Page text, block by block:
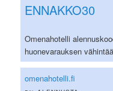
ENNAKKO30
Omenahotelli
huonevarauksen
omenahotelli.fi